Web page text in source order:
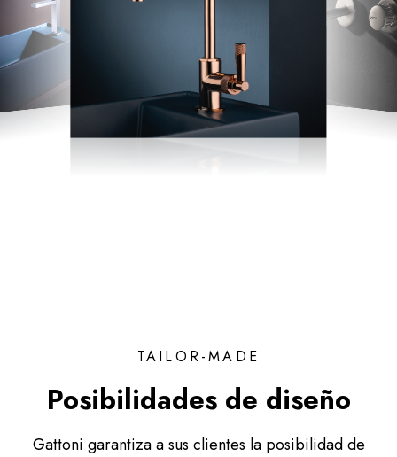
TAILOR-MADE
Posibilidades de diseño
Gattoni garantiza a sus clientes la posibilidad de